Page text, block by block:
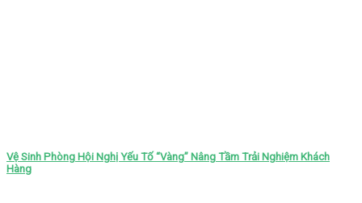
Vệ Sinh Phòng Hội Nghị Yếu Tố “Vàng” Nâng Tầm Trải Nghiệm Khách
Hàng